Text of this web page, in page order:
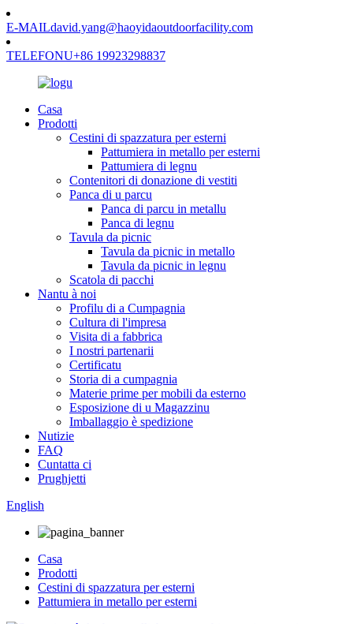
E-MAILdavid.yang@haoyidaoutdoorfacility.com
TELEFONU+86 19923298837
Casa
Prodotti
Cestini di spazzatura per esterni
Pattumiera in metallo per esterni
Pattumiera di legnu
Contenitori di donazione di vestiti
Panca di u parcu
Panca di parcu in metallu
Panca di legnu
Tavula da picnic
Tavula da picnic in metallo
Tavula da picnic in legnu
Scatola di pacchi
Nantu à noi
Profilu di a Cumpagnia
Cultura di l'impresa
Visita di a fabbrica
I nostri partenarii
Certificatu
Storia di a cumpagnia
Materie prime per mobili da esterno
Esposizione di u Magazzinu
Imballaggio è spedizione
Nutizie
FAQ
Cuntatta ci
Prughjetti
English
Casa
Prodotti
Cestini di spazzatura per esterni
Pattumiera in metallo per esterni